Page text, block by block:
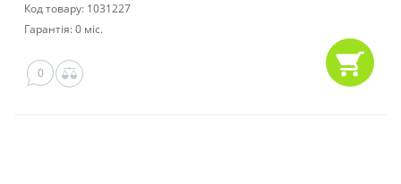
Код товару: 1031227
Гарантія: 0 міс.
0